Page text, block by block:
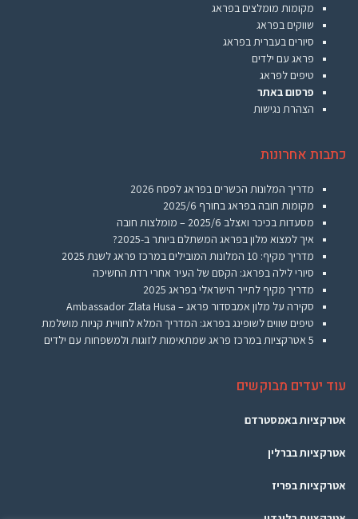
מקומות מומלצים בפראג
שווקים בפראג
סיורים בעברית בפראג
פראג עם ילדים
טיפים לפראג
פרסום באתר
הצהרת נגישות
כתבות אחרונות
מדריך המלונות הכשרים בפראג לפסח 2026
מקומות חובה בפראג בחורף 2025/6
מסעדות בכיכר ואצלב 2025/6 – מומלצות חובה
איך למצוא מלון בפראג המשתלם ביותר ב-2025?
מדריך מקיף: 10 המלונות המובילים במרכז פראג לשנת 2025
סיורי לילה בפראג: הקסם של העיר אחרי רדת החשיכה
מדריך מקיף לתייר הישראלי בפראג 2025
סקירה על מלון אמבסדור פראג – Ambassador Zlata Husa
טיפים שווים לשופינג בפראג: המדריך המלא לחוויית קניות מושלמת
5 אטרקציות במרכז פראג שמתאימות לזוגות ולמשפחות עם ילדים
עוד יעדים מבוקשים
אטרקציות באמסטרדם
אטרקציות בברלין
אטרקציות בפריז